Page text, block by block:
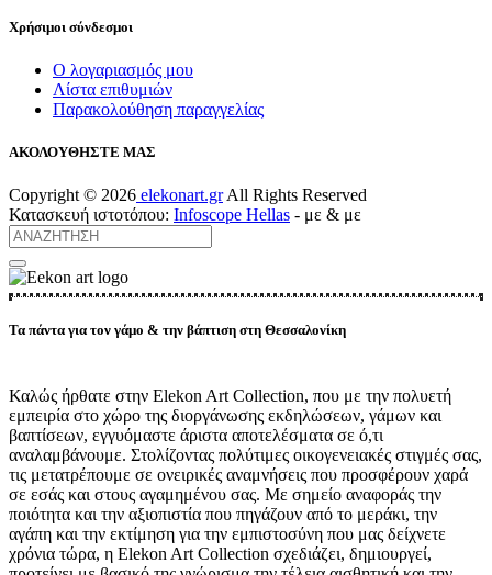
Χρήσιμοι σύνδεσμοι
Ο λογαριασμός μου
Λίστα επιθυμιών
Παρακολούθηση παραγγελίας
ΑΚΟΛΟΥΘΗΣΤΕ ΜΑΣ
Copyright © 2026 elekonart.grAll Rights Reserved
Κατασκευή ιστοτόπου: Infoscope Hellas - με & με
Τα πάντα για τον γάμο & την βάπτιση στη Θεσσαλονίκη
Καλώς ήρθατε στην Elekon Art Collection, που με την πολυετή
εμπειρία στο χώρο της διοργάνωσης εκδηλώσεων, γάμων και
βαπτίσεων, εγγυόμαστε άριστα αποτελέσματα σε ό,τι
αναλαμβάνουμε. Στολίζοντας πολύτιμες οικογενειακές στιγμές σας,
τις μετατρέπουμε σε ονειρικές αναμνήσεις που προσφέρουν χαρά
σε εσάς και στους αγαμημένου σας. Με σημείο αναφοράς την
ποιότητα και την αξιοπιστία που πηγάζουν από το μεράκι, την
αγάπη και την εκτίμηση για την εμπιστοσύνη που μας δείχνετε
χρόνια τώρα, η Elekon Art Collection σχεδιάζει, δημιουργεί,